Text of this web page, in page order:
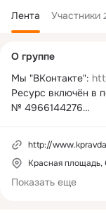
Лента Участники
колонка
О группе
Мы "ВКонтакте":
Ресурс включён в
http://
Красная площадь,
Показать еще